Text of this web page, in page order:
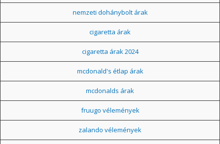
nemzeti dohánybolt árak
cigaretta árak
cigaretta árak 2024
mcdonald's étlap árak
mcdonalds árak
fruugo vélemények
zalando vélemények